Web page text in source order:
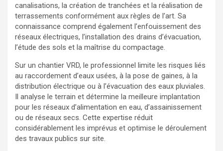
canalisations, la création de tranchées et la réalisation de
terrassements conformément aux règles de l’art. Sa
connaissance comprend également l’enfouissement des
réseaux électriques, l’installation des drains d’évacuation,
l’étude des sols et la maîtrise du compactage.
Sur un chantier VRD, le professionnel limite les risques liés
au raccordement d’eaux usées, à la pose de gaines, à la
distribution électrique ou à l’évacuation des eaux pluviales.
Il analyse le terrain et détermine la meilleure implantation
pour les réseaux d’alimentation en eau, d’assainissement
ou de réseaux secs. Cette expertise réduit
considérablement les imprévus et optimise le déroulement
des travaux publics sur site.